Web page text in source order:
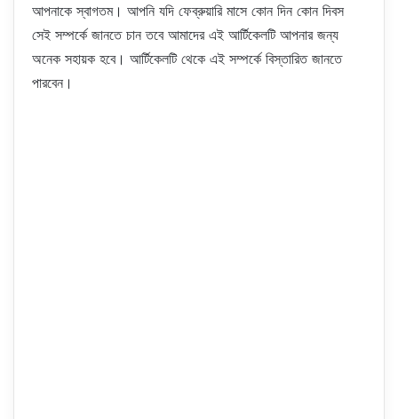
আপনাকে স্বাগতম। আপনি যদি ফেব্রুয়ারি মাসে কোন দিন কোন দিবস
সেই সম্পর্কে জানতে চান তবে আমাদের এই আর্টিকেলটি আপনার জন্য
অনেক সহায়ক হবে। আর্টিকেলটি থেকে এই সম্পর্কে বিস্তারিত জানতে
পারবেন।